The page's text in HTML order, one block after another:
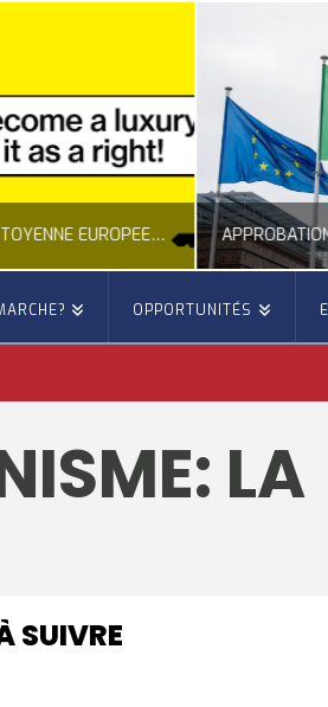
NOUVELLE INITIATIVE CITOYENNE EUROPÉENNE SUR LE LOGEMENT
EUROPE, CITOYENNETÉ, LOGEMENT
2026
ACTION
OPPORTUNITÉS
LA
SUIVRE